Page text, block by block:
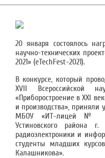
20 января состоялось
научно-технических
2021» (eTechFest-2021).
В конкурсе, который
XVII Всероссийской
«Приборостроение в XXI
и производства»,
МБОУ «ИТ-лицей №
Устиновского района
радиоэлектроники и
студенты младших
Калашникова».